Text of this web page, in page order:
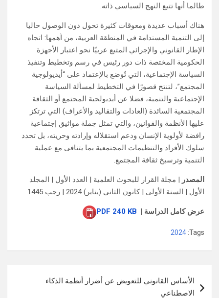
طالما أنها تتبع النهج السياسي ذاته.
هناك أسباب عديدة ومعوقات كثيرة تحول دون الوصول حاليا
إلى التنمية المستدامة في المنطقة العربية، من أهمها: اتجاه
الإطار القانوني والإجرائي المتبع عربيًا نحو اعتبار الأجهزة
الحكومية المختصة ذات دور رئيس في رسم وتخطيط وتنفيذ
السياسة الإجتماعية، التي تُوضع بالإعتماد على “أيديولوجية
المجتمع”، لتنتج قصورًا في التخطيط لمسألة السياسة
الإجتماعية والتنمية، فضلا عن أيديولجية المجتمع أو الثقافة
المجتمعية السائدة (العادات والتقاليد والأعراف) التي ترتكز
عليها الأنظمة والقوانين، والتي تمثل جملة مواثيق إجتماعية
رافضة لأولوية الإنسان ودعم استقلاله وإرادته وحريته، بل تحدد
سلوك الأفراد والتنظيمات المجتمعية بما يتنافى مع عملية
التنمية وترسيخ ثقافة المجتمع.
المصدر | مجلة القرار للبحوث العلمية | العدد الأول | المجلد
الأول | السنة الأولى | كانون الثاني (يناير) 2024 | رجب 1445
عرض كامل الدراسة | PDF 240 KB
Tags:
2024
المقالات
الأساس القانوني للتعويض عن أضرار أنظمة الذكاء
الاصطناعي